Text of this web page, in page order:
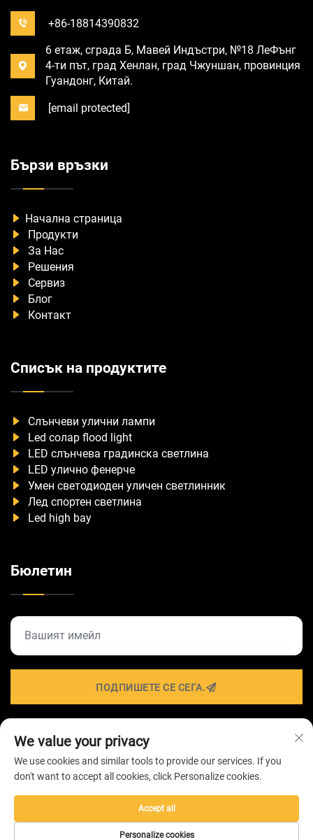
+86-18814390832
6 етаж, сграда Б, Мавей Индъстри, №18 ЛеФънг
4-ти път, град Хенлан, град Чжуншан, провинция
Гуандонг, Китай.
[email protected]
Бързи връзки
Начална страница
Продукти
За Нас
Решения
Сервиз
Блог
Контакт
Списък на продуктите
Слънчеви улични лампи
Led солар flood light
LED слънчева градинска светлина
LED улично фенерче
Умен светодиоден уличен светлинник
Лед спортен светлина
Led high bay
Бюлетин
ПОДПИШЕТЕ СЕ СЕГА.
Всички права запазени © 2026 от ZHONGSHAN
HAIROLUX LIGHTING Technology Co.,Ltd - Политика за
We value your privacy
We use cookies and similar tools to provide our services. If you
don't want to accept all cookies, click Personalize cookies.
Personalize cookies
Accept all